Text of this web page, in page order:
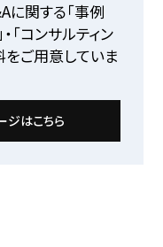
に関する「事例
「コンサルティン
ご用意していま
ジはこちら